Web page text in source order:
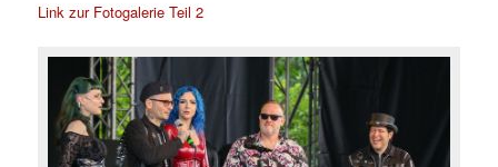
Link zur Fotogalerie Teil 2